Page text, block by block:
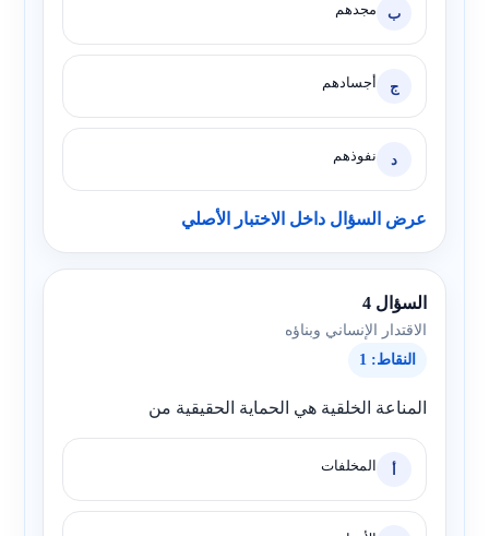
ب مجدهم
ج أجسادهم
د نفوذهم
عرض السؤال داخل الاختبار الأصلي
السؤال 4
الاقتدار الإنساني وبناؤه
النقاط: 1
المناعة الخلقية هي الحماية الحقيقية من
أ المخلفات